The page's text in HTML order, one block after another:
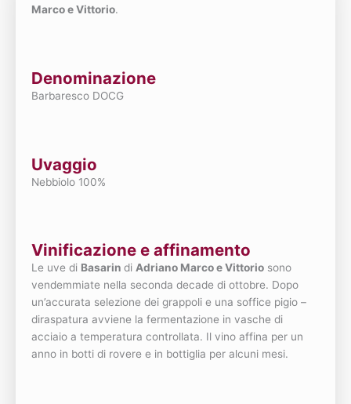
Marco e Vittorio.
Denominazione
Barbaresco DOCG
Uvaggio
Nebbiolo 100%
Vinificazione e affinamento
Le uve di Basarin di Adriano Marco e Vittorio sono
vendemmiate nella seconda decade di ottobre. Dopo
un’accurata selezione dei grappoli e una soffice pigio –
diraspatura avviene la fermentazione in vasche di
acciaio a temperatura controllata. Il vino affina per un
anno in botti di rovere e in bottiglia per alcuni mesi.